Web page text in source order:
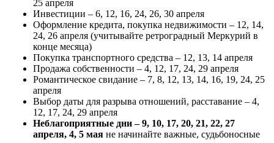
25 апреля
Инвестиции – 6, 12, 16, 24, 26, 30 апреля
Оформление кредита, покупка недвижимости – 12, 14,
24, 26 апреля (учитывайте ретроградный Меркурий в
конце месяца)
Покупка транспортного средства – 12, 13, 14 апреля
Продажа собственности – 4, 12, 17, 24, 29 апреля
Романтическое свидание – 7, 8, 12, 13, 14, 16, 19, 24, 25
апреля
Выбор даты для разрыва отношений, расставание – 4,
12, 17, 24, 29 апреля
Неблагоприятные дни – 9, 10, 17, 20, 21, 22, 27
апреля, 4, 5 мая не начинайте важные, судьбоносные